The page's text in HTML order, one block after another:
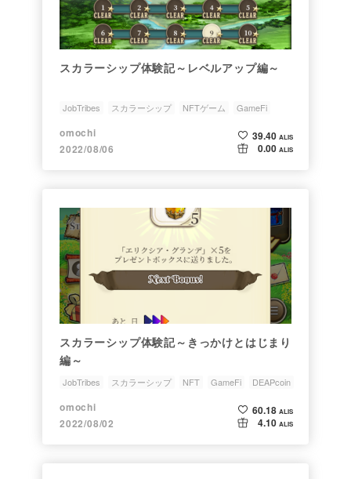
スカラーシップ体験記～レベルアップ編～
JobTribes スカラーシップ NFTゲーム
GameFi
DEAPcoin
omochi
2022/08/06
39.40 ALIS
0.00 ALIS
スカラーシップ体験記～きっかけとはじまり
編～
JobTribes スカラーシップ NFT GameFi DEAPcoin
omochi
2022/08/02
60.18 ALIS
4.10 ALIS